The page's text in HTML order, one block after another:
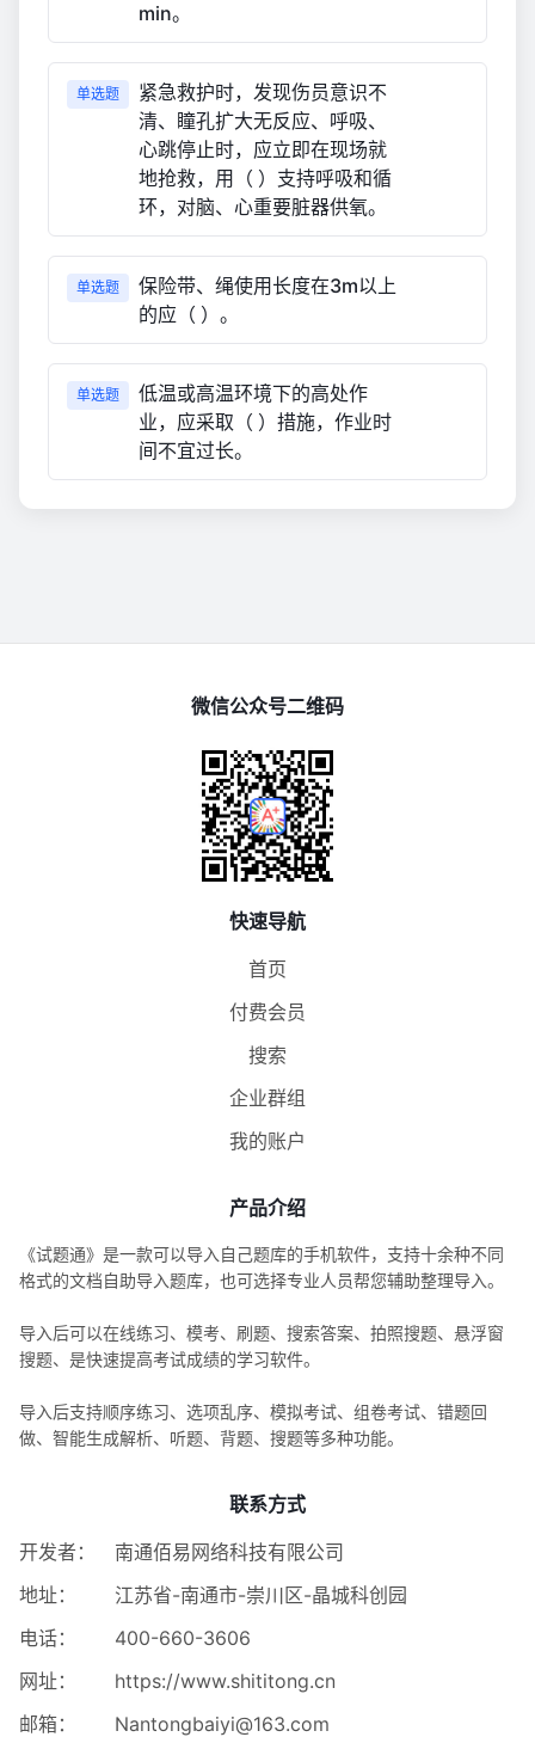
min。
单选题
紧急救护时，发现伤员意识不
清、瞳孔扩大无反应、呼吸、
心跳停止时，应立即在现场就
地抢救，用（ ）支持呼吸和循
环，对脑、心重要脏器供氧。
单选题
保险带、绳使用长度在3m以上
的应（ ）。
单选题
低温或高温环境下的高处作
业，应采取（ ）措施，作业时
间不宜过长。
微信公众号二维码
快速导航
首页
付费会员
搜索
企业群组
我的账户
产品介绍
《试题通》是一款可以导入自己题库的手机软件，支持十余种不同
格式的文档自助导入题库，也可选择专业人员帮您辅助整理导入。
导入后可以在线练习、模考、刷题、搜索答案、拍照搜题、悬浮窗
搜题、是快速提高考试成绩的学习软件。
导入后支持顺序练习、选项乱序、模拟考试、组卷考试、错题回
做、智能生成解析、听题、背题、搜题等多种功能。
联系方式
开发者：
南通佰易网络科技有限公司
地址：
江苏省-南通市-崇川区-晶城科创园
电话：
400-660-3606
网址：
https://www.shititong.cn
邮箱：
Nantongbaiyi@163.com